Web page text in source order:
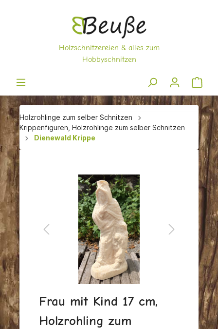
Holzrohlinge zum selber Schnitzen
Krippenfiguren, Holzrohlinge zum selber Schnitzen
Dienewald Krippe
Frau mit Kind 17 cm,
Holzrohling zum